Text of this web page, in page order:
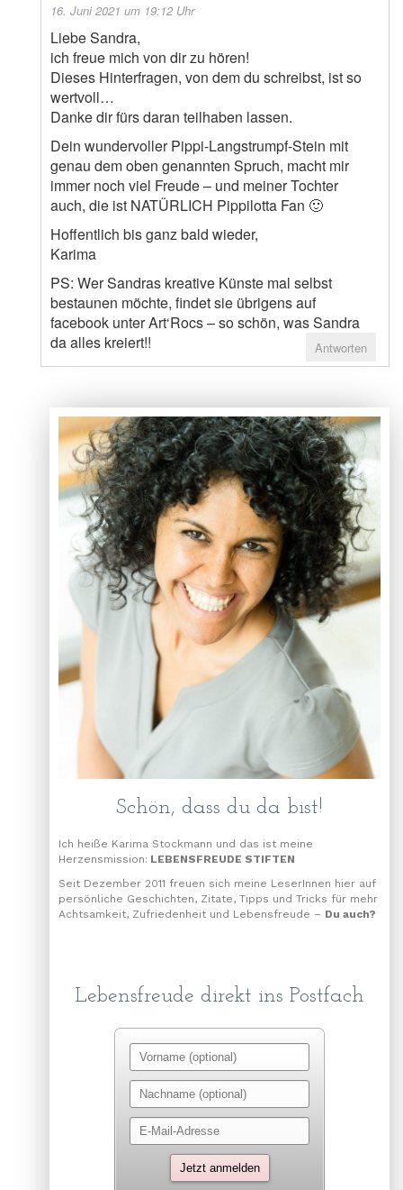
16. Juni 2021 um 19:12 Uhr
Liebe Sandra,
ich freue mich von dir zu hören!
Dieses Hinterfragen, von dem du schreibst, ist so
wertvoll…
Danke dir fürs daran teilhaben lassen.
Dein wundervoller Pippi-Langstrumpf-Stein mit
genau dem oben genannten Spruch, macht mir
immer noch viel Freude – und meiner Tochter
auch, die ist NATÜRLICH Pippilotta Fan 🙂
Hoffentlich bis ganz bald wieder,
Karima
PS: Wer Sandras kreative Künste mal selbst
bestaunen möchte, findet sie übrigens auf
facebook unter Art‘Rocs – so schön, was Sandra
da alles kreiert!!
Antworten
Schön, dass du da bist!
Ich heiße Karima Stockmann und das ist meine
Herzensmission: LEBENSFREUDE STIFTEN
Seit Dezember 2011 freuen sich meine LeserInnen hier auf
persönliche Geschichten, Zitate, Tipps und Tricks für mehr
Achtsamkeit, Zufriedenheit und Lebensfreude – Du auch?
Lebensfreude direkt ins Postfach